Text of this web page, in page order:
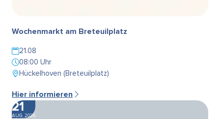
Wochenmarkt am Breteuilplatz
21.08
08:00 Uhr
Hückelhoven (Breteuilplatz)
Hier informieren
21
AUG. 2026